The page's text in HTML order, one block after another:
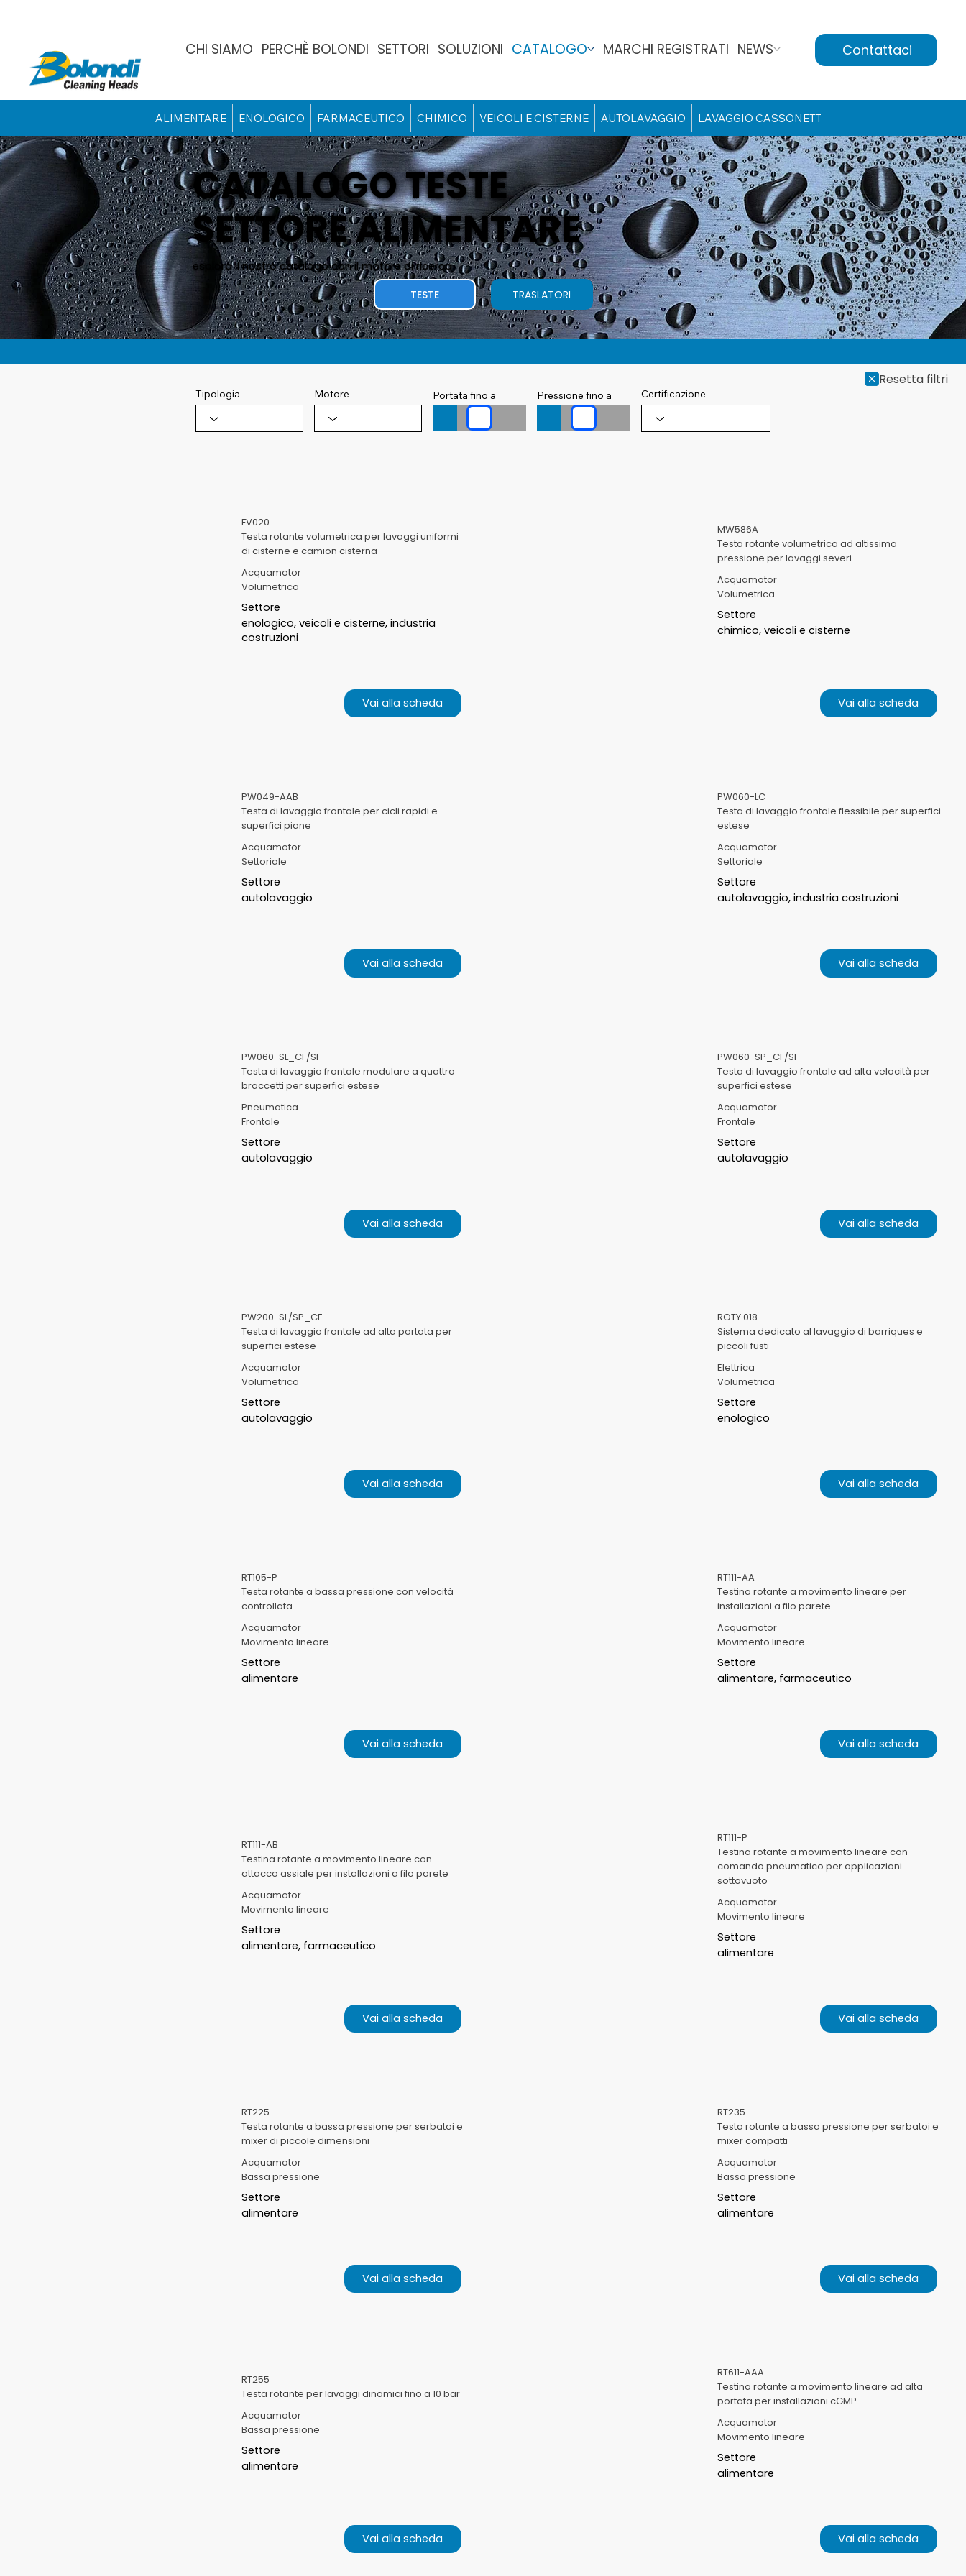
Contattaci
CHI SIAMO PERCHÈ BOLONDI SETTORI SOLUZIONI CATALOGO MARCHI REGISTRATI NEWS
ALIMENTARE ENOLOGICO FARMACEUTICO CHIMICO VEICOLI E CISTERNE AUTOLAVAGGIO LAVAGGIO CASSONETTI
CATALOGO TESTE
SETTORE ALIMENTARE
esplora il nostro catalogo con il motore di ricerca
TESTE
TRASLATORI
Tipologia Motore Portata fino a Pressione fino a Certificazione
Resetta filtri
FV020
Acquamotor
Volumetrica
Settore
enologico, veicoli e cisterne, industria
costruzioni
Testa rotante volumetrica per lavaggi uniformi
di cisterne e camion cisterna
Vai alla scheda
MW586A
Acquamotor
Volumetrica
Settore
chimico, veicoli e cisterne
Testa rotante volumetrica ad altissima
pressione per lavaggi severi
Vai alla scheda
PW049-AAB
Acquamotor
Settoriale
Settore
autolavaggio
Testa di lavaggio frontale per cicli rapidi e
superfici piane
Vai alla scheda
PW060-LC
Acquamotor
Settoriale
Settore
autolavaggio, industria costruzioni
Testa di lavaggio frontale flessibile per superfici
estese
Vai alla scheda
PW060-SL_CF/SF
Pneumatica
Frontale
Settore
autolavaggio
Testa di lavaggio frontale modulare a quattro
braccetti per superfici estese
Vai alla scheda
PW060-SP_CF/SF
Acquamotor
Frontale
Settore
autolavaggio
Testa di lavaggio frontale ad alta velocità per
superfici estese
Vai alla scheda
PW200-SL/SP_CF
Acquamotor
Volumetrica
Settore
autolavaggio
Testa di lavaggio frontale ad alta portata per
superfici estese
Vai alla scheda
ROTY 018
Elettrica
Volumetrica
Settore
enologico
Sistema dedicato al lavaggio di barriques e
piccoli fusti
Vai alla scheda
RT105-P
Acquamotor
Movimento lineare
Settore
alimentare
Testa rotante a bassa pressione con velocità
controllata
Vai alla scheda
RT111-AA
Acquamotor
Movimento lineare
Settore
alimentare, farmaceutico
Testina rotante a movimento lineare per
installazioni a filo parete
Vai alla scheda
RT111-AB
Acquamotor
Movimento lineare
Settore
alimentare, farmaceutico
Testina rotante a movimento lineare con
attacco assiale per installazioni a filo parete
Vai alla scheda
RT111-P
Acquamotor
Movimento lineare
Settore
alimentare
Testina rotante a movimento lineare con
comando pneumatico per applicazioni
sottovuoto
Vai alla scheda
RT225
Acquamotor
Bassa pressione
Settore
alimentare
Testa rotante a bassa pressione per serbatoi e
mixer di piccole dimensioni
Vai alla scheda
RT235
Acquamotor
Bassa pressione
Settore
alimentare
Testa rotante a bassa pressione per serbatoi e
mixer compatti
Vai alla scheda
RT255
Acquamotor
Bassa pressione
Settore
alimentare
Testa rotante per lavaggi dinamici fino a 10 bar
Vai alla scheda
RT611-AAA
Acquamotor
Movimento lineare
Settore
alimentare
Testina rotante a movimento lineare ad alta
portata per installazioni cGMP
Vai alla scheda